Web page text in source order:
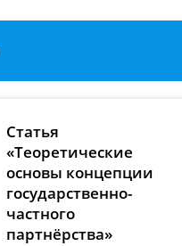
Статья
«Теоретические
основы концепции
государственно-
частного
партнёрства»